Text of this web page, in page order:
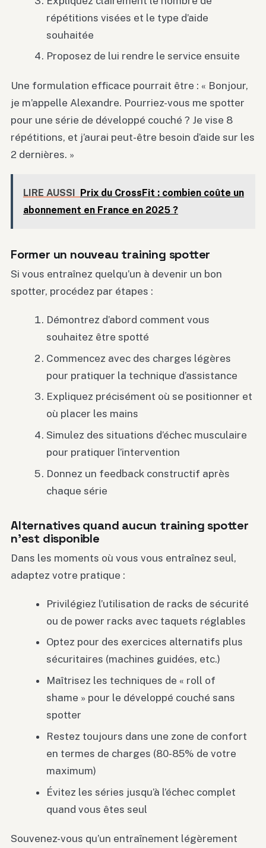
répétitions visées et le type d’aide
souhaitée
Proposez de lui rendre le service ensuite
Une formulation efficace pourrait être : « Bonjour,
je m’appelle Alexandre. Pourriez-vous me spotter
pour une série de développé couché ? Je vise 8
répétitions, et j’aurai peut-être besoin d’aide sur les
2 dernières. »
LIRE AUSSI
Prix du CrossFit : combien coûte un
abonnement en France en 2025 ?
Former un nouveau training spotter
Si vous entraînez quelqu’un à devenir un bon
spotter, procédez par étapes :
Démontrez d’abord comment vous
souhaitez être spotté
Commencez avec des charges légères
pour pratiquer la technique d’assistance
Expliquez précisément où se positionner et
où placer les mains
Simulez des situations d’échec musculaire
pour pratiquer l’intervention
Donnez un feedback constructif après
chaque série
Alternatives quand aucun training spotter
n’est disponible
Dans les moments où vous vous entraînez seul,
adaptez votre pratique :
Privilégiez l’utilisation de racks de sécurité
ou de power racks avec taquets réglables
Optez pour des exercices alternatifs plus
sécuritaires (machines guidées, etc.)
Maîtrisez les techniques de « roll of
shame » pour le développé couché sans
spotter
Restez toujours dans une zone de confort
en termes de charges (80-85% de votre
maximum)
Évitez les séries jusqu’à l’échec complet
quand vous êtes seul
Souvenez-vous qu’un entraînement légèrement